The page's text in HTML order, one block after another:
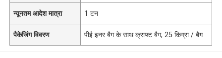
न्यूनतम आदेश मात्रा 1 टन
पैकेजिंग विवरण पीई इनर बैग के साथ क्राफ्ट बैग, 25 किग्रा / बैग